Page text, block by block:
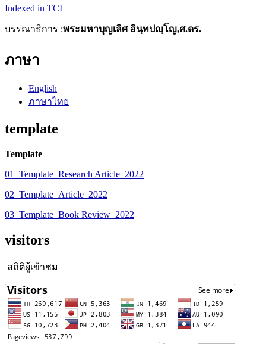
Indexed in TCI
บรรณาธิการ :พระมหาบุญเลิศ อินฺทปญฺโญ,ศ.ดร.
ภาษา
English
ภาษาไทย
template
Template
01_Template_Research Article_2022
02_Template_Article_2022
03_Template_Book Review_2022
visitors
สถิติผู้เข้าชม